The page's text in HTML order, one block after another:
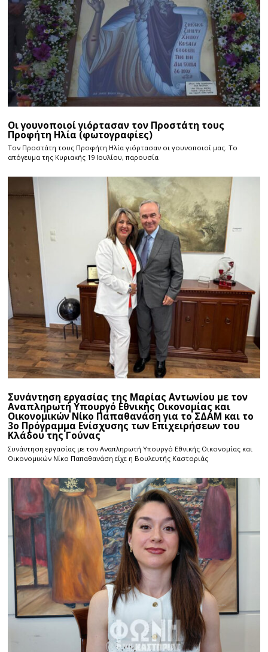
Οι γουνοποιοί γιόρτασαν τον Προστάτη τους
Προφήτη Ηλία (φωτογραφίες)
Τον Προστάτη τους Προφήτη Ηλία γιόρτασαν οι γουνοποιοί μας. Το
απόγευμα της Κυριακής 19 Ιουλίου, παρουσία
Συνάντηση εργασίας της Μαρίας Αντωνίου με τον
Αναπληρωτή Υπουργό Εθνικής Οικονομίας και
Οικονομικών Νίκο Παπαθανάση για το ΣΔΑΜ και το
3ο Πρόγραμμα Ενίσχυσης των Επιχειρήσεων του
Κλάδου της Γούνας
Συνάντηση εργασίας με τον Αναπληρωτή Υπουργό Εθνικής Οικονομίας και
Οικονομικών Νίκο Παπαθανάση είχε η Βουλευτής Καστοριάς